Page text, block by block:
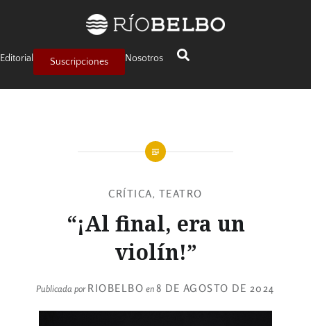
Editorial Suscripciones Nosotros
CRÍTICA, TEATRO
“¡Al final, era un
violín!”
Publicada porRIOBELBO en8 DE AGOSTO DE 2024